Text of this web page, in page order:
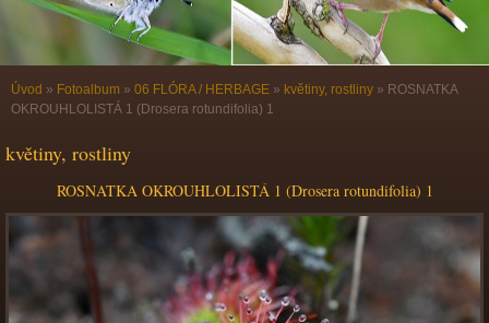
Úvod » Fotoalbum » 06 FLÓRA / HERBAGE » květiny, rostliny » ROSNATKA
OKROUHLOLISTÁ 1 (Drosera rotundifolia) 1
květiny, rostliny
ROSNATKA OKROUHLOLISTÁ 1 (Drosera rotundifolia) 1